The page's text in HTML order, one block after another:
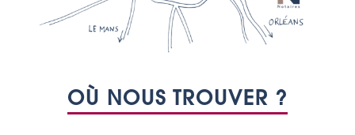
OÙ NOUS TROUVER ?